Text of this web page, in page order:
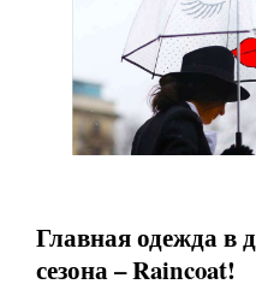
Главная одежда в
сезона – Raincoat!